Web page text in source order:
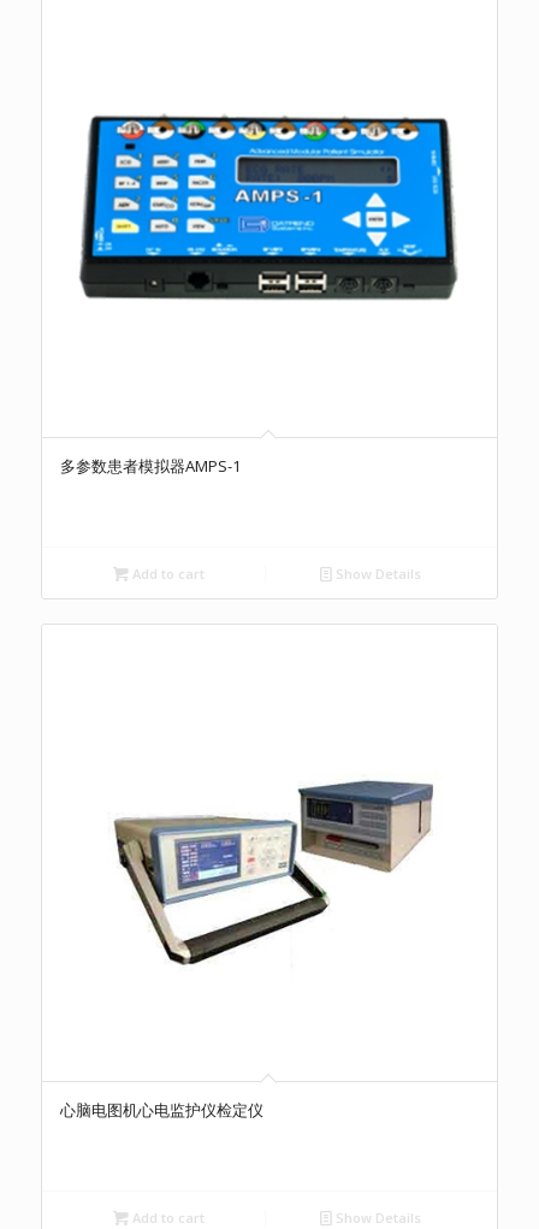
多参数患者模拟器AMPS-1
Add to cart Show Details
心脑电图机心电监护仪检定仪
Add to cart Show Details